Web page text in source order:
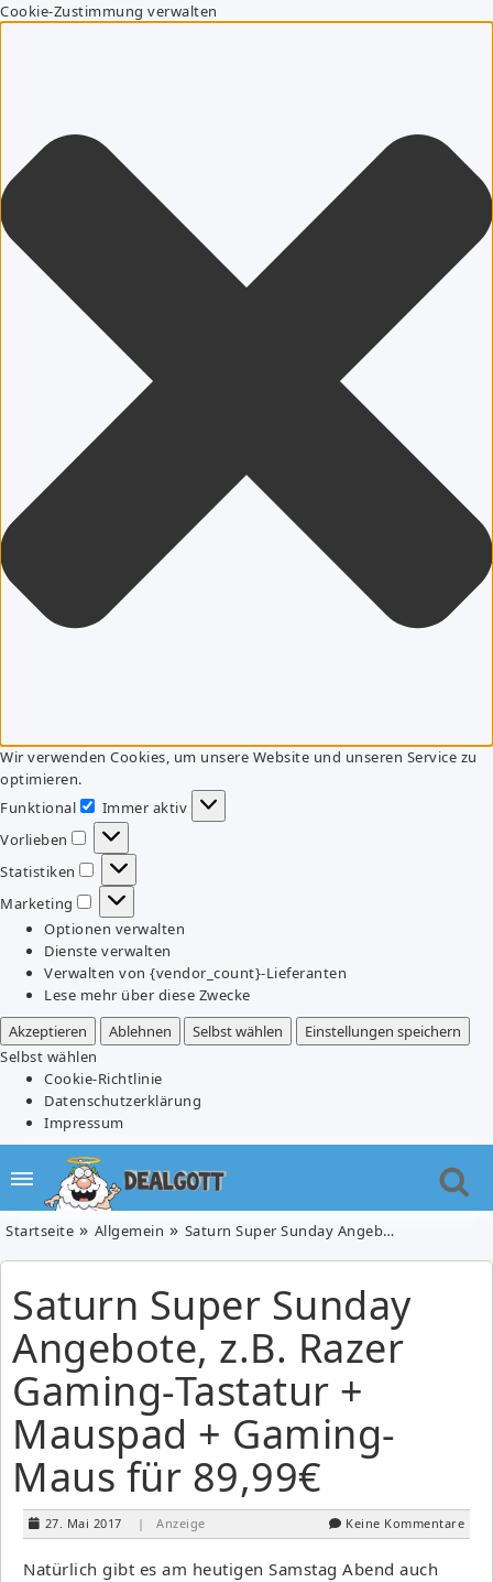
Cookie-Zustimmung verwalten
Wir verwenden Cookies, um unsere Website und unseren Service zu
optimieren.
Funktional
Funktional
Immer aktiv
Vorlieben
Vorlieben
Statistiken
Statistiken
Marketing
Marketing
Optionen verwalten
Dienste verwalten
Verwalten von {vendor_count}-Lieferanten
Lese mehr über diese Zwecke
Akzeptieren
Ablehnen Selbst wählen
Einstellungen speichern
Selbst wählen
Cookie-Richtlinie
Datenschutzerklärung
Impressum
Startseite Allgemein Saturn Super Sunday Angebote, z.B. Razer Gaming-Tastatur + Mauspad + Gaming-Maus für 89,99€
Saturn Super Sunday
Angebote, z.B. Razer
Gaming-Tastatur +
Mauspad + Gaming-
Maus für 89,99€
27. Mai 2017 | Anzeige Keine Kommentare
Natürlich gibt es am heutigen Samstag Abend auch